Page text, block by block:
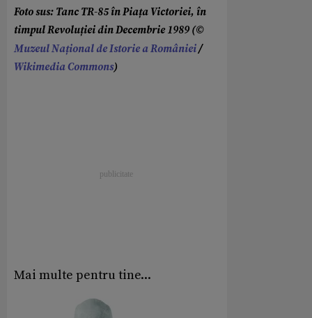
Foto sus: Tanc TR-85 în Piața Victoriei, în
timpul Revoluției din Decembrie 1989 (©
Muzeul Național de Istorie a României/
Wikimedia Commons)
Mai multe pentru tine...